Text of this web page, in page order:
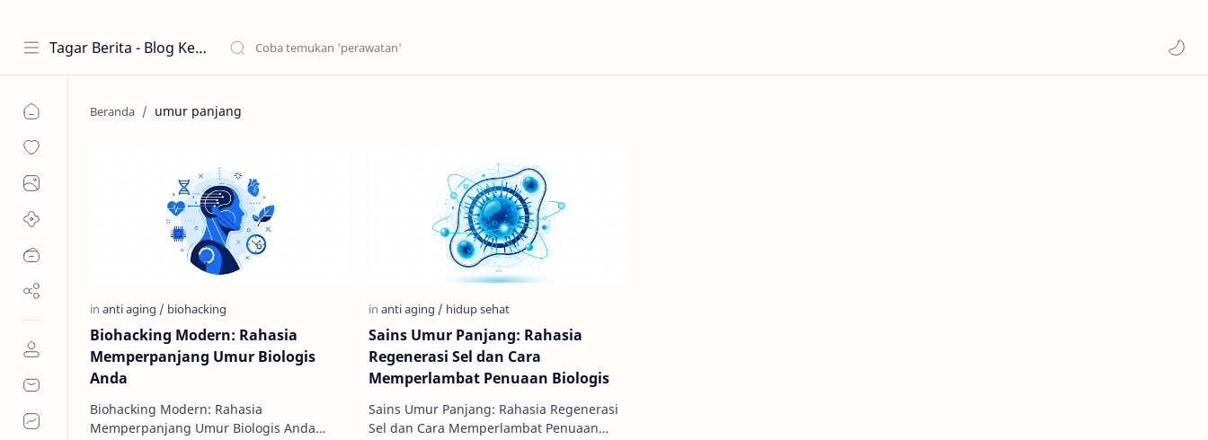
Tagar Berita - Blog Kecantikan dan Perawatan
umur panjang
Biohacking Modern: Rahasia
Memperpanjang Umur Biologis
Anda
Biohacking Modern: Rahasia
Memperpanjang Umur Biologis Anda
Sains Umur Panjang: Rahasia
Regenerasi Sel dan Cara
Memperlambat Penuaan Biologis
Sains Umur Panjang: Rahasia Regenerasi
Sel dan Cara Memperlambat Penuaan